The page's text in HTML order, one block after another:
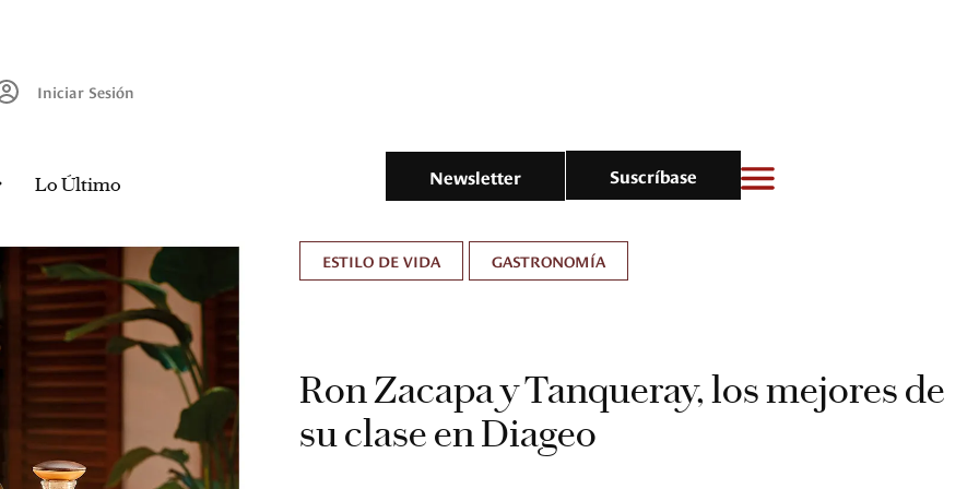
Iniciar Sesión
Lo Último Newsletter Suscríbase
ESTILO DE VIDA GASTRONOMÍA
Ron Zacapa y Tanqueray, los mejores de
su clase en Diageo